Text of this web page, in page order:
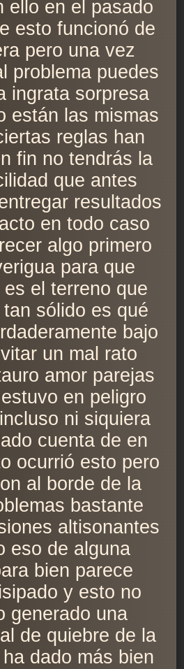
ello en el pasado
esto funcionó de
pero una vez
problema puedes
ingrata sorpresa
están las mismas
reglas han
fin no tendrás la
que antes
resultados
en todo caso
algo primero
para que
el terreno que
sólido es qué
bajo
un mal rato
amor parejas
en peligro
ni siquiera
cuenta de en
ocurrió esto pero
al borde de la
bastante
altisonantes
eso de alguna
bien parece
y esto no
generado una
de quiebre de la
dado más bien